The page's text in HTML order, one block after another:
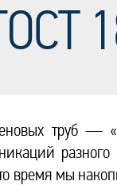
труб —
время мы